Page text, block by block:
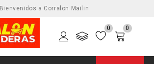
Bienvenidos a Corralon Mailin
0 0